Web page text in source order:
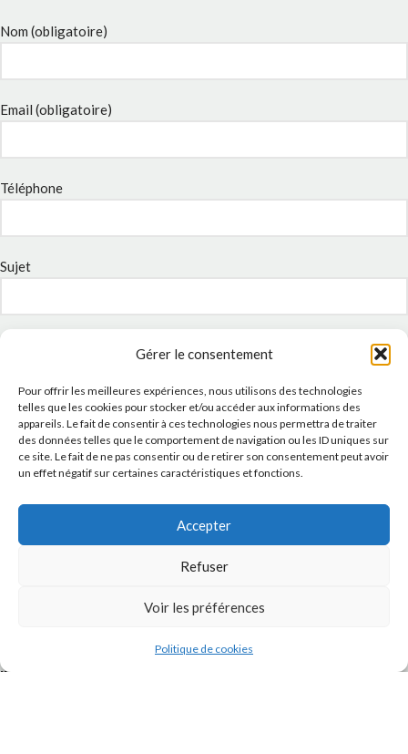
Gérer le consentement
Pour offrir les meilleures expériences, nous utilisons des technologies
telles que les cookies pour stocker et/ou accéder aux informations des
appareils. Le fait de consentir à ces technologies nous permettra de traiter
des données telles que le comportement de navigation ou les ID uniques sur
ce site. Le fait de ne pas consentir ou de retirer son consentement peut avoir
un effet négatif sur certaines caractéristiques et fonctions.
Accepter
Refuser
Voir les préférences
Politique de cookies
Nom (obligatoire)
Email (obligatoire)
Téléphone
Sujet
Politique de confidentialité
INSTAGRAM